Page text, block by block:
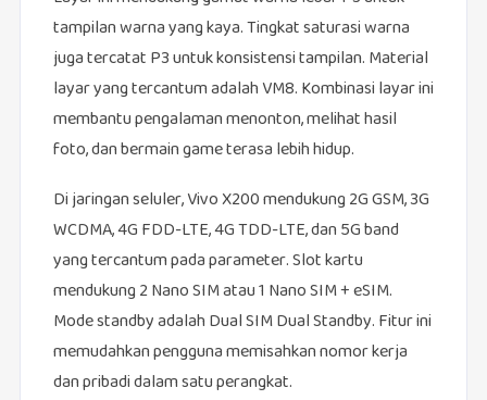
tampilan warna yang kaya. Tingkat saturasi warna
juga tercatat P3 untuk konsistensi tampilan. Material
layar yang tercantum adalah VM8. Kombinasi layar ini
membantu pengalaman menonton, melihat hasil
foto, dan bermain game terasa lebih hidup.
Di jaringan seluler, Vivo X200 mendukung 2G GSM, 3G
WCDMA, 4G FDD-LTE, 4G TDD-LTE, dan 5G band
yang tercantum pada parameter. Slot kartu
mendukung 2 Nano SIM atau 1 Nano SIM + eSIM.
Mode standby adalah Dual SIM Dual Standby. Fitur ini
memudahkan pengguna memisahkan nomor kerja
dan pribadi dalam satu perangkat.